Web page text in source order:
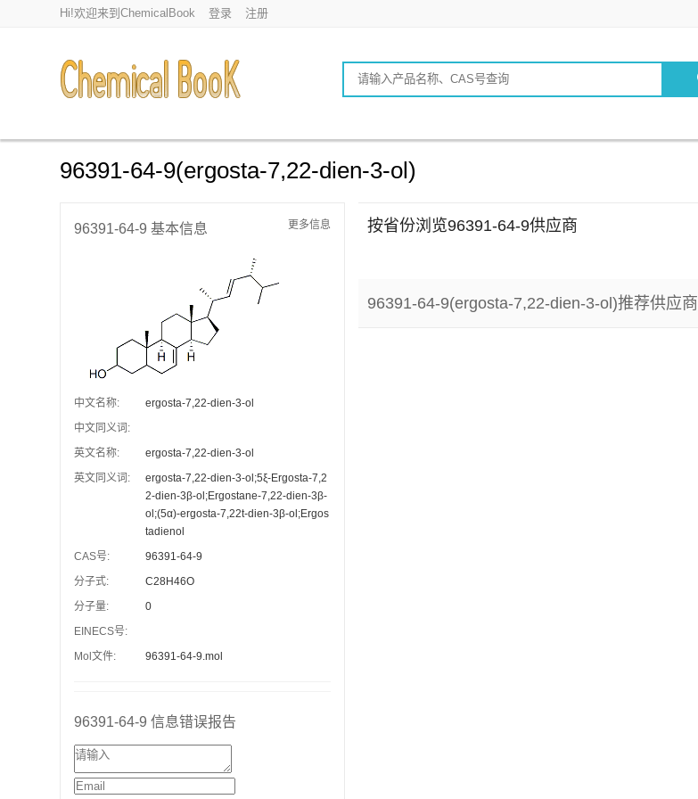
Hi!欢迎来到ChemicalBook 登录 注册
96391-64-9(ergosta-7,22-dien-3-ol)
96391-64-9 基本信息 更多信息
中文名称:
ergosta-7,22-dien-3-ol
中文同义词:
英文名称:
ergosta-7,22-dien-3-ol
英文同义词:
ergosta-7,22-dien-3-ol;5ξ-Ergosta-7,2
2-dien-3β-ol;Ergostane-7,22-dien-3β-
ol;(5α)-ergosta-7,22t-dien-3β-ol;Ergos
tadienol
CAS号:
96391-64-9
分子式:
C28H46O
分子量:
0
EINECS号:
Mol文件:
96391-64-9.mol
96391-64-9 信息错误报告
按省份浏览96391-64-9供应商
96391-64-9(ergosta-7,22-dien-3-ol)推荐供应商